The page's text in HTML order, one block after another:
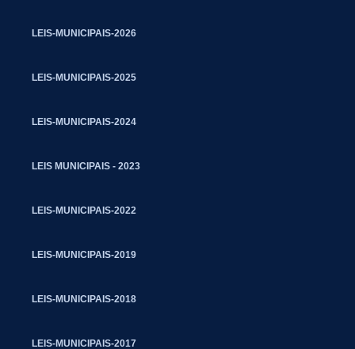
LEIS-MUNICIPAIS-2026
LEIS-MUNICIPAIS-2025
LEIS-MUNICIPAIS-2024
LEIS MUNICIPAIS - 2023
LEIS-MUNICIPAIS-2022
LEIS-MUNICIPAIS-2019
LEIS-MUNICIPAIS-2018
LEIS-MUNICIPAIS-2017